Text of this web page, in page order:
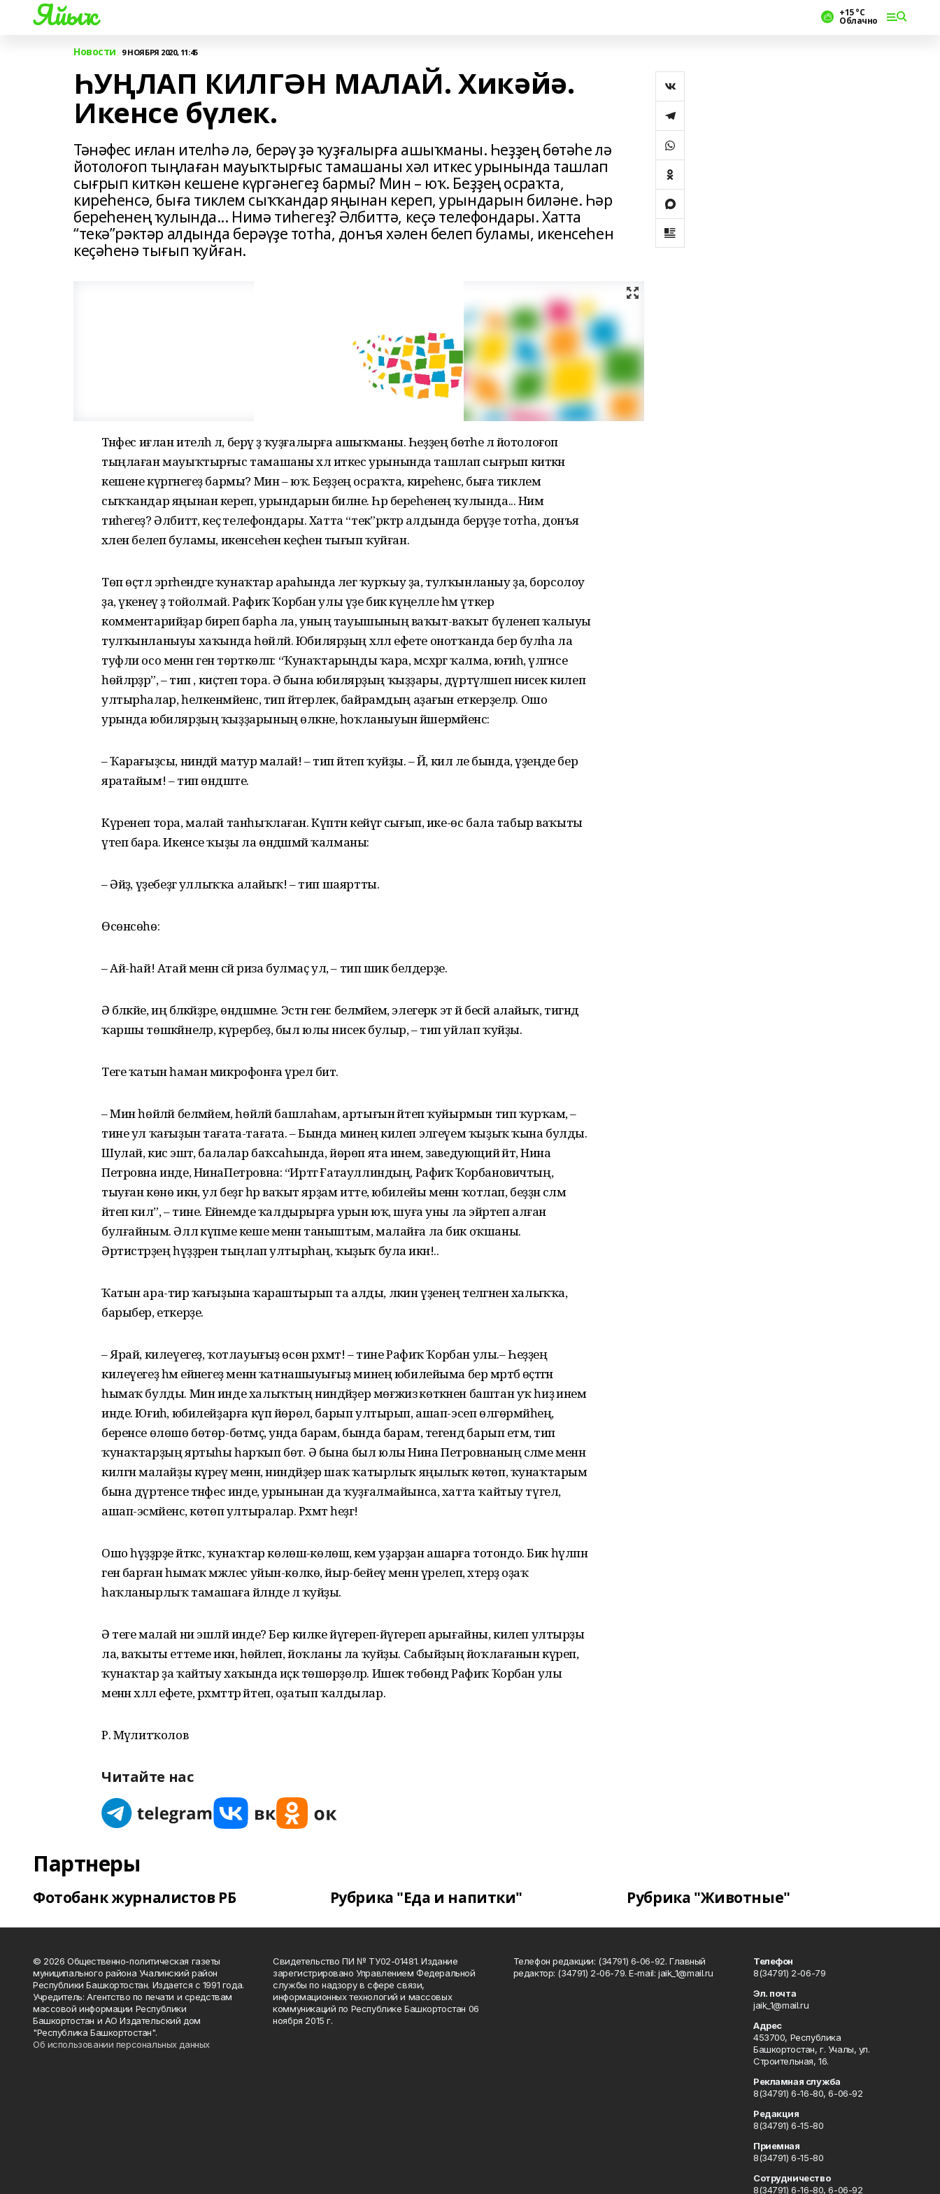
Яйыҡ +15 °С
Облачно
Новости 9 НОЯБРЯ 2020, 11:45
ҺУҢЛАП КИЛГӘН МАЛАЙ. Хикәйә.
Икенсе бүлек.
Тәнәфес иғлан ителһә лә, берәү ҙә ҡуҙғалырға ашыҡманы. Һеҙҙең бөтәһе лә
йотолоғоп тыңлаған мауыҡтырғыс тамашаны хәл иткес урынында ташлап
сығрып киткән кешене күргәнегеҙ бармы? Мин – юҡ. Беҙҙең осраҡта,
киреһенсә, быға тиклем сыҡҡандар яңынан кереп, урындарын биләне. Һәр
береһенең ҡулында... Нимә тиһегеҙ? Әлбиттә, кеҫә телефондары. Хатта
“текә”рәктәр алдында берәүҙе тотһа, донъя хәлен белеп буламы, икенсеһен
кеҫәһенә тығып ҡуйған.
Тәнәфес иғлан ителһә лә, берәү ҙә ҡуҙғалырға ашыҡманы. Һеҙҙең бөтәһе лә йотолоғоп
тыңлаған мауыҡтырғыс тамашаны хәл иткес урынында ташлап сығрып киткән
кешене күргәнегеҙ бармы? Мин – юҡ. Беҙҙең осраҡта, киреһенсә, быға тиклем
сыҡҡандар яңынан кереп, урындарын биләне. Һәр береһенең ҡулында... Нимә
тиһегеҙ? Әлбиттә, кеҫә телефондары. Хатта “текә”рәктәр алдында берәүҙе тотһа, донъя
хәлен белеп буламы, икенсеһен кеҫәһенә тығып ҡуйған.
Төп өҫтәл эргәһендәге ҡунаҡтар араһында әлегә ҡурҡыу ҙа, тулҡынланыу ҙа, борсолоу
ҙа, үкенеү ҙә тойолмай. Рафиҡ Ҡорбан улы үҙе бик күңелле һәм үткер
комментарийҙар биреп барһа ла, уның тауышының ваҡыт-ваҡыт бүленеп ҡалыуы
тулҡынланыуы хаҡында һөйләй. Юбилярҙың хәләл ефете онотҡанда бер булһа ла
туфли осо менән генә төрткөләп: “Ҡунаҡтарыңды ҡара, мәсхәрәгә ҡалма, юғиһә, үлгәнсе
һөйләрҙәр”, – тип , киҫәтеп тора. Ә бына юбилярҙың ҡыҙҙары, дүртәүләшеп нисек килеп
ултырһалар, һелкенмәйенсә, тип әйтерлек, байрамдың аҙағын еткерҙеләр. Ошо
урында юбилярҙың ҡыҙҙарының өлкәне, һоҡланыуын йәшермәйенсә:
– Ҡарағыҙсы, ниндәй матур малай! – тип әйтеп ҡуйҙы. – Йә, кил әле бында, үҙеңде бер
яратайым! – тип өндәште.
Күренеп тора, малай танһыҡлаған. Күптән кейәүгә сығып, ике-өс бала табыр ваҡыты
үтеп бара. Икенсе ҡыҙы ла өндәшмәй ҡалманы:
– Әйҙә, үҙебеҙгә уллыҡҡа алайыҡ! – тип шаяртты.
Өсөнсөһө:
– Ай-һай! Атай менән әсәй риза булмаҫ ул, – тип шик белдерҙе.
Ә бәләкәйе, иң бәләкәйҙәре, өндәшмәне. Эстән генә: белмәйем, элегерәк эт йә бесәй алайыҡ, тигәндә
ҡаршы төшкәйнеләр, күрербеҙ, был юлы нисек булыр, – тип уйлап ҡуйҙы.
Теге ҡатын һаман микрофонға үрелә бит.
– Мин һөйләй белмәйем, һөйләй башлаһам, артығын әйтеп ҡуйырмын тип ҡурҡам, –
тине ул ҡағыҙын тағата-тағата. – Бында минең килеп эләгеүем ҡыҙыҡ ҡына булды.
Шулай, кисә эштә, балалар баҡсаһында, йөрөп ята инем, заведующий әйтә, Нина
Петровна инде, НинаПетровна: “Иртәгә Ғатауллиндың, Рафиҡ Ҡорбановичтың,
тыуған көнө икән, ул беҙгә һәр ваҡыт ярҙам итте, юбилейы менән ҡотлап, беҙҙән сәләм
әйтеп кил”, – тине. Ейәнемде ҡалдырырға урын юҡ, шуға уны ла эйәртеп алған
булғайным. Әллә күпме кеше менән таныштым, малайға ла бик оҡшаны.
Әртистәрҙең һүҙҙәрен тыңлап ултырһаң, ҡыҙыҡ була икән!..
Ҡатын ара-тирә ҡағыҙына ҡараштырып та алды, ләкин үҙенең теләгәнен халыҡҡа,
барыбер, еткерҙе.
– Ярай, килеүегеҙ, ҡотлауығыҙ өсөн рәхмәт! – тине Рафиҡ Ҡорбан улы.– Һеҙҙең
килеүегеҙ һәм ейәнегеҙ менән ҡатнашыуығыҙ минең юбилейыма бер мәртәбә өҫтәгән
һымаҡ булды. Мин инде халыҡтың ниндәйҙер мөғжизә көткәнен баштан уҡ һиҙә инем
инде. Юғиһә, юбилейҙарға күп йөрөлә, барып ултырып, ашап-эсеп өлгөрмәйһең,
беренсе өлөшө бөтөр-бөтмәҫ, унда барам, бында барам, тегендә барып етәм, тип
ҡунаҡтарҙың яртыһы һарҡып бөтә. Ә бына был юлы Нина Петровнаның сәләме менән
килгән малайҙы күреү менән, ниндәйҙер шаҡ ҡатырлыҡ яңылыҡ көтөп, ҡунаҡтарым
бына дүртенсе тәнәфес инде, урынынан да ҡуҙғалмайынса, хатта ҡайтыу түгел,
ашап-эсмәйенсә, көтөп ултыралар. Рәхмәт һеҙгә!
Ошо һүҙҙәрҙе әйткәс, ҡунаҡтар көлөшә-көлөшә, кем уҙарҙан ашарға тотондо. Бик һүлпән
генә барған һымаҡ мәжлес уйын-көлкө, йыр-бейеү менән үрелеп, хәтерҙә оҙаҡ
һаҡланырлыҡ тамашаға әйләнде лә ҡуйҙы.
Ә теге малай ни эшләй инде? Бер килке йүгереп-йүгереп арығайны, килеп ултырҙы
ла, ваҡыты еттеме икән, һөйәлеп, йоҡланы ла ҡуйҙы. Сабыйҙың йоҡлағанын күреп,
ҡунаҡтар ҙа ҡайтыу хаҡында иҫкә төшөрҙөләр. Ишек төбөндә Рафиҡ Ҡорбан улы
менән хәләл ефете, рәхмәттәр әйтеп, оҙатып ҡалдылар.
Р. Мәүлитҡолов
Читайте нас
Партнеры
Фотобанк журналистов РБ Рубрика "Еда и напитки" Рубрика "Животные"
© 2026 Общественно-политическая газеты
муниципального района Учалинский район
Республики Башкортостан. Издается с 1991 года.
Учредитель: Агентство по печати и средствам
массовой информации Республики
Башкортостан и АО Издательский дом
"Республика Башкортостан".
Об использовании персональных данных
Свидетельство ПИ № ТУ02-01481. Издание
зарегистрировано Управлением Федеральной
службы по надзору в сфере связи,
информационных технологий и массовых
коммуникаций по Республике Башкортостан 06
ноября 2015 г.
Телефон редакции: (34791) 6-06-92. Главный
редактор: (34791) 2-06-79. Е-mаil: jaik_1@mail.ru
Телефон
8(34791) 2-06-79
Эл. почта
jaik_1@mail.ru
Адрес
453700, Республика
Башкортостан, г. Учалы, ул.
Строительная, 16.
Рекламная служба
8(34791) 6-16-80, 6-06-92
Редакция
8(34791) 6-15-80
Приемная
8(34791) 6-15-80
Сотрудничество
8(34791) 6-16-80, 6-06-92